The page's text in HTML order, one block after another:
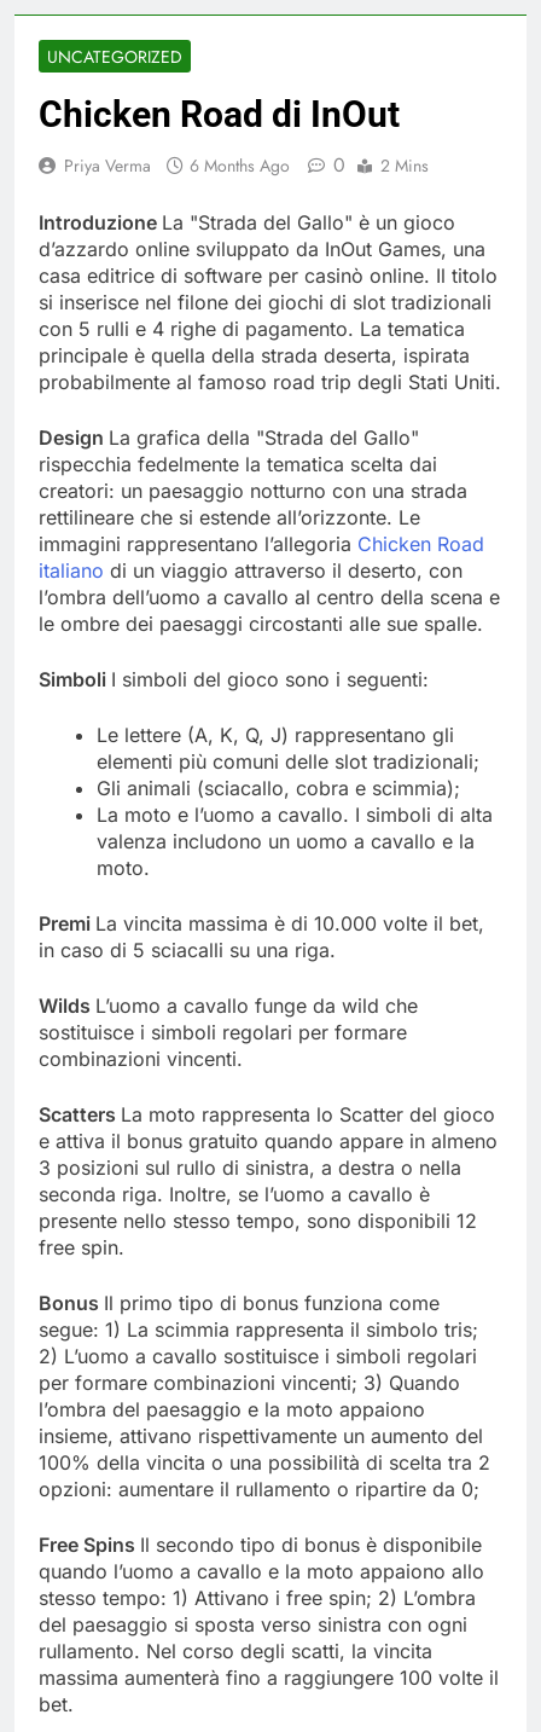
UNCATEGORIZED
Chicken Road di InOut
Priya Verma 6 Months Ago 0 2 Mins
Introduzione La "Strada del Gallo" è un gioco
d’azzardo online sviluppato da InOut Games, una
casa editrice di software per casinò online. Il titolo
si inserisce nel filone dei giochi di slot tradizionali
con 5 rulli e 4 righe di pagamento. La tematica
principale è quella della strada deserta, ispirata
probabilmente al famoso road trip degli Stati Uniti.
Design La grafica della "Strada del Gallo"
rispecchia fedelmente la tematica scelta dai
creatori: un paesaggio notturno con una strada
rettilineare che si estende all’orizzonte. Le
immagini rappresentano l’allegoria Chicken Road
italiano di un viaggio attraverso il deserto, con
l’ombra dell’uomo a cavallo al centro della scena e
le ombre dei paesaggi circostanti alle sue spalle.
Simboli I simboli del gioco sono i seguenti:
Le lettere (A, K, Q, J) rappresentano gli
elementi più comuni delle slot tradizionali;
Gli animali (sciacallo, cobra e scimmia);
La moto e l’uomo a cavallo. I simboli di alta
valenza includono un uomo a cavallo e la
moto.
Premi La vincita massima è di 10.000 volte il bet,
in caso di 5 sciacalli su una riga.
Wilds L’uomo a cavallo funge da wild che
sostituisce i simboli regolari per formare
combinazioni vincenti.
Scatters La moto rappresenta lo Scatter del gioco
e attiva il bonus gratuito quando appare in almeno
3 posizioni sul rullo di sinistra, a destra o nella
seconda riga. Inoltre, se l’uomo a cavallo è
presente nello stesso tempo, sono disponibili 12
free spin.
Bonus Il primo tipo di bonus funziona come
segue: 1) La scimmia rappresenta il simbolo tris;
2) L’uomo a cavallo sostituisce i simboli regolari
per formare combinazioni vincenti; 3) Quando
l’ombra del paesaggio e la moto appaiono
insieme, attivano rispettivamente un aumento del
100% della vincita o una possibilità di scelta tra 2
opzioni: aumentare il rullamento o ripartire da 0;
Free Spins Il secondo tipo di bonus è disponibile
quando l’uomo a cavallo e la moto appaiono allo
stesso tempo: 1) Attivano i free spin; 2) L’ombra
del paesaggio si sposta verso sinistra con ogni
rullamento. Nel corso degli scatti, la vincita
massima aumenterà fino a raggiungere 100 volte il
bet.